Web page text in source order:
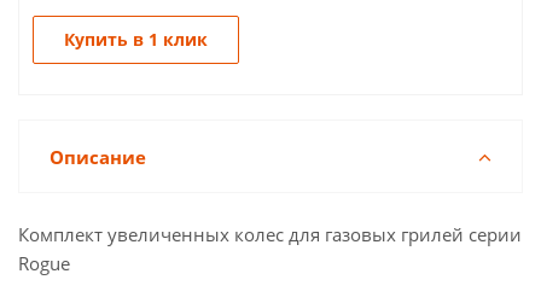
Купить в 1 клик
Описание
Комплект увеличенных колес для газовых грилей серии
Rogue